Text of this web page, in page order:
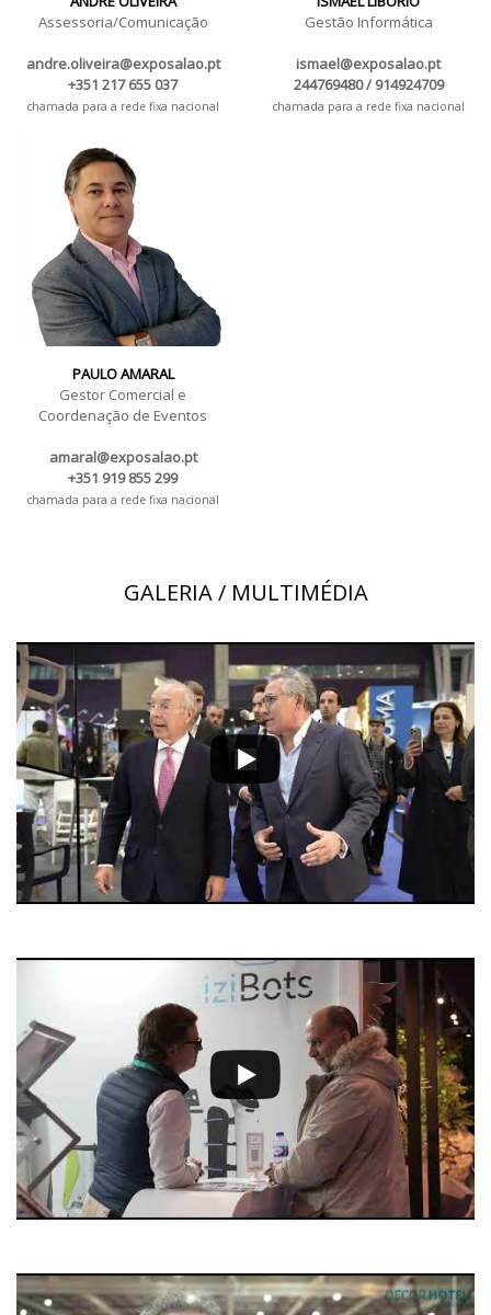
Assessoria/Comunicação
andre.oliveira@exposalao.pt
+351 217 655 037
chamada para a rede fixa nacional
Gestão Informática
ismael@exposalao.pt
244769480 / 914924709
chamada para a rede fixa nacional
PAULO AMARAL
Gestor Comercial e
Coordenação de Eventos
amaral@exposalao.pt
+351 919 855 299
chamada para a rede fixa nacional
GALERIA / MULTIMÉDIA